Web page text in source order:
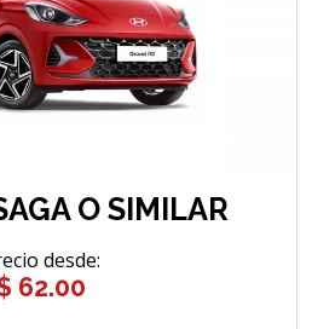
O SIMILAR
desde:
62.00